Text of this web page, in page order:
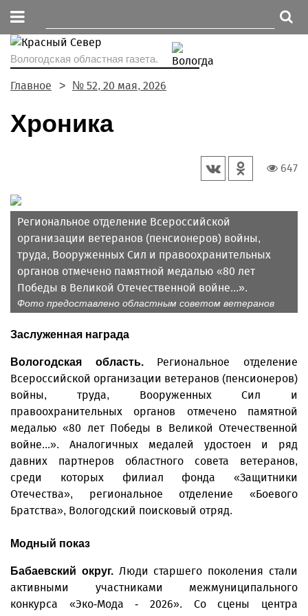
Вологодская областная газета.
Главное № 52, 20 мая, 2026
Хроника
647
Региональное отделение Всероссийской
организации ветеранов (пенсионеров) войны,
труда, Вооруженных Сил и правоохранительных
органов отмечено памятной медалью «80 лет
Победы в Великой Отечественной войне...».
Фото предоставлено областным советом ветеранов
Заслуженная награда
Вологодская область. Региональное отделение
Всероссийской организации ветеранов (пенсионеров)
войны, труда, Вооруженных Сил и
правоохранительных органов отмечено памятной
медалью «80 лет Победы в Великой Отечественной
войне...». Аналогичных медалей удостоен и ряд
давних партнеров областного совета ветеранов,
среди которых филиал фонда «Защитники
Отечества», региональное отделение «Боевого
Братства», Вологодский поисковый отряд.
Модный показ
Бабаевский округ.Люди старшего поколения стали
активными участниками межмуниципального
конкурса «Эко-Мода - 2026». Со сцены центра